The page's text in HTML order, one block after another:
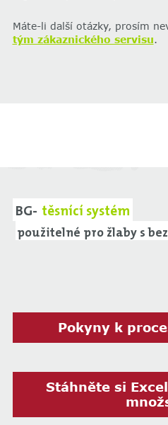
Máte-li další otázky, prosím
tým zákaznického servisu.
BG- těsnící systém
použitelné pro žlaby s
Pokyny k
Stáhněte si